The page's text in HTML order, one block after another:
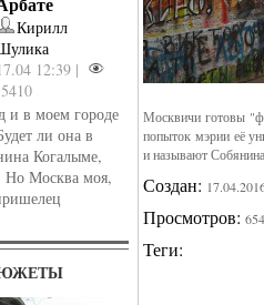
Кирилл
12:39 |
5410
и в моем городе
ли она в
Когалыме,
Но Москва моя,
Москвичи готовы
попыток мэрии её
и называют
Создан:
Просмотров:
Теги: